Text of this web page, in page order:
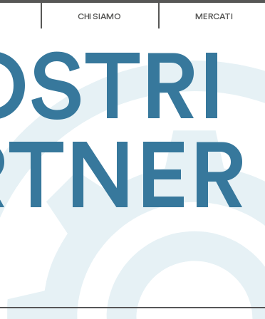
CHI SIAMO MERCATI